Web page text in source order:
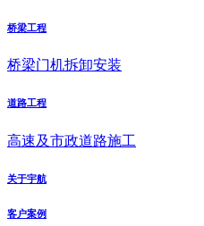
桥梁工程
桥梁门机拆卸安装
道路工程
高速及市政道路施工
关于宇航
客户案例